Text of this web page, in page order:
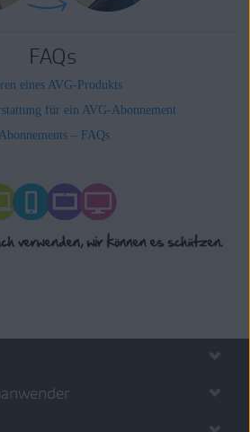
FAQs
eines AVG-Produkts
für ein AVG-Abonnement
– FAQs